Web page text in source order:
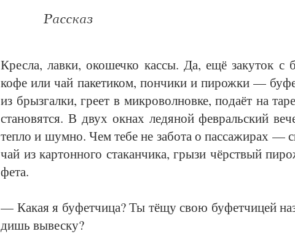
Рассказ
Крес­ла, лав­ки, око­шеч­ко кас­сы. Да, ещё за­ку­ток с
ко­фе или чай па­ке­ти­ком, пон­чи­ки и пи­рож­ки —
из брыз­гал­ки, гре­ет в мик­ро­вол­нов­ке, по­да­ёт на
ста­но­вят­ся. В двух ок­нах ле­дя­ной фев­раль­ский
теп­ло и шум­но. Чем те­бе не за­бо­та о пас­са­жи­рах —
чай из кар­тон­но­го ста­кан­чи­ка, гры­зи чёр­ст­вый
фе­та.
— Ка­кая я бу­фет­чи­ца? Ты тёщу свою бу­фет­чи­цей
дишь вы­вес­ку?